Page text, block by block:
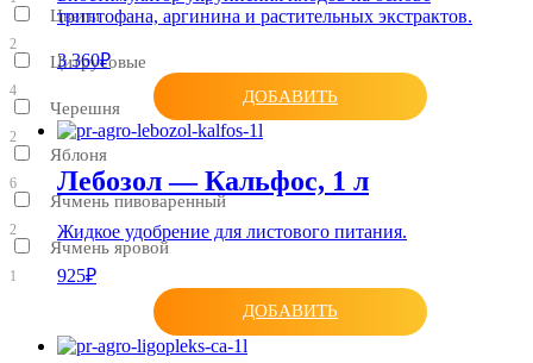
Цветы
2
Цитрусовые
4
Черешня
2
Яблоня
6
Ячмень пивоваренный
2
Ячмень яровой
1
триптофана, аргинина и растительных экстрактов.
3 360₽
ДОБАВИТЬ
Лебозол — Кальфос, 1 л
Жидкое удобрение для листового питания.
925₽
ДОБАВИТЬ